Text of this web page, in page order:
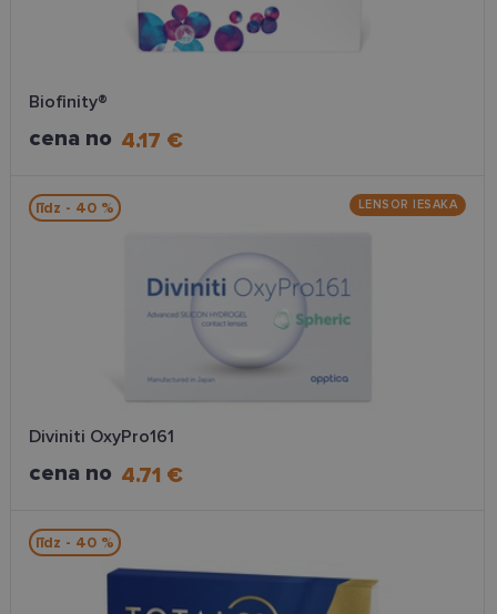
Biofinity®
cena no 4.17 €
līdz - 40 % LENSOR IESAKA
Diviniti OxyPro161
cena no 4.71 €
līdz - 40 %